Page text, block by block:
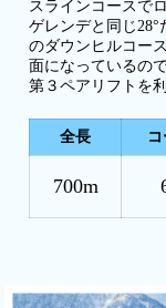
スラインコースで
ゲレンデと同じ
のダウンヒルコー
面になっているの
第３ペアリフトを
全長
700m